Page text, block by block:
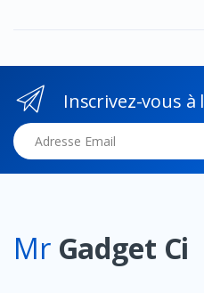
Inscrivez-vous
Adresse Email
Mr Gadget Ci